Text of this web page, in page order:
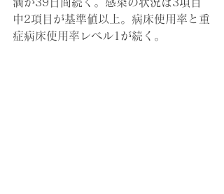
中2項目が基準値以上。病床使用率と重
症病床使用率レベル1が続く。